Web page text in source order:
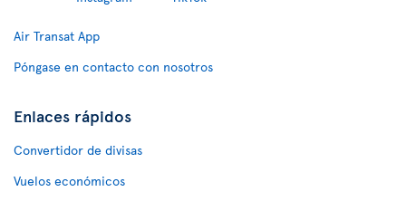
Air Transat App
Póngase en contacto con nosotros
Enlaces rápidos
Convertidor de divisas
Vuelos económicos